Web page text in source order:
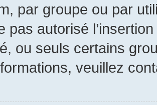
par groupe ou par
pas autorisé
ou seuls certains
veuillez